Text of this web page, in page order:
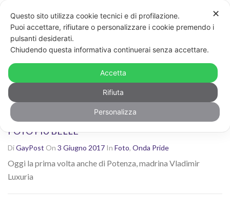
CERCA
Ricerca risultati per: "omofobia"
Non sei contento dei risultati? Cerca di nuovo con altre
parole chiave
IN 13.000 AL PRIMO PRIDE DI REGGIO EMILIA: LE
FOTO PIÙ BELLE
DiGayPost On 3 Giugno 2017 In Foto, Onda Pride
Oggi la prima volta anche di Potenza, madrina Vladimir
Luxuria
✕
Questo sito utilizza cookie tecnici e di profilazione.
Puoi accettare, rifiutare o personalizzare i cookie premendo i
pulsanti desiderati.
Chiudendo questa informativa continuerai senza accettare.
Accetta
Rifiuta
Personalizza